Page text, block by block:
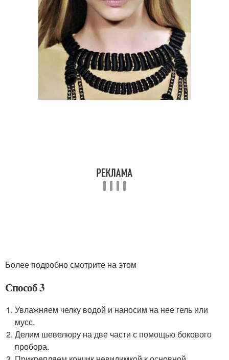
Более подробно смотрите на этом
Способ 3
Увлажняем челку водой и наносим на нее гель или
мусс.
Делим шевелюру на две части с помощью бокового
пробора.